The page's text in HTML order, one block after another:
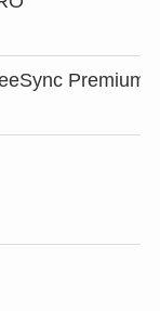
Premium